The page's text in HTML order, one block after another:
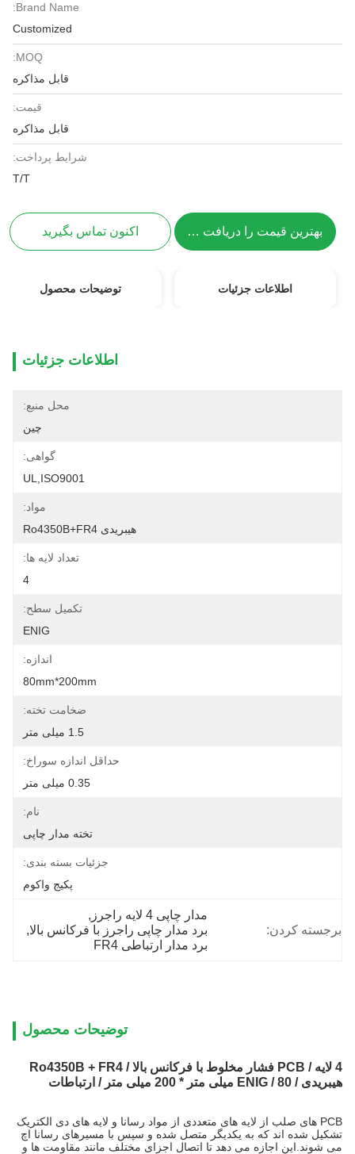
Brand Name:
Customized
MOQ:
قابل مذاکره
قیمت:
قابل مذاکره
شرایط پرداخت:
T/T
بهترین قیمت را دریافت کنید اکنون تماس بگیرید
اطلاعات جزئیات توضیحات محصول
اطلاعات جزئیات
محل منبع:
چین
گواهی:
UL,ISO9001
مواد:
هیبریدی Ro4350B+FR4
تعداد لایه ها:
4
تکمیل سطح:
ENIG
اندازه:
80mm*200mm
ضخامت تخته:
1.5 میلی متر
حداقل اندازه سوراخ:
0.35 میلی متر
نام:
تخته مدار چاپی
جزئیات بسته بندی:
پکیج واکوم
برجسته کردن:
مدار چاپی 4 لایه راجرز
,
برد مدار چاپی راجرز با فرکانس بالا,
برد مدار ارتباطی FR4
توضیحات محصول
4 لایه / PCB فشار مخلوط با فرکانس بالا / Ro4350B + FR4
هیبریدی / ENIG / 80 میلی متر * 200 میلی متر / ارتباطات
PCB های صلب از لایه های متعددی از مواد رسانا و لایه های دی الکتریک
تشکیل شده اند که به یکدیگر متصل شده و سپس با مسیرهای رسانا اچ
می شوند.این اجازه می دهد تا اتصال اجزای مختلف مانند مقاومت ها و